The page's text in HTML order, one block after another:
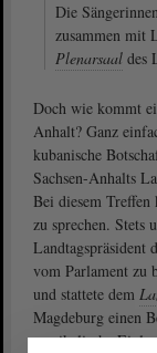
Die
zusammen mit
Plenarsaal des
Doch wie kommt
Anhalt? Ganz
kubanische
Sachsen-Anhalts
Bei diesem
zu sprechen. Stets
Landtagspräsident
vom Parlament zu
und stattete dem
Magdeburg einen
musikalische